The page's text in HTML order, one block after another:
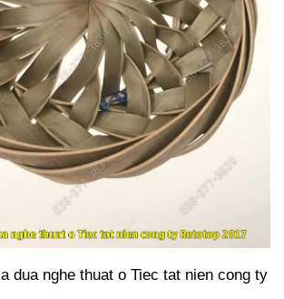
dua nghe thuat o Tiec tat nien cong ty